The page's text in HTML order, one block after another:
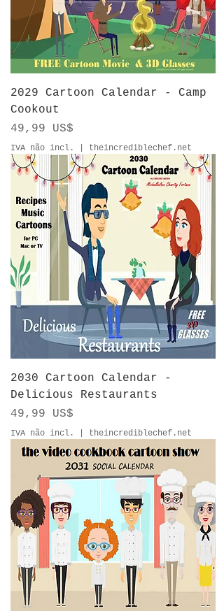
2029 Cartoon Calendar - Camp
Cookout
Preço
49,99 US$
IVA não incl. theincrediblechef.net
2030 Cartoon Calendar -
Delicious Restaurants
Preço
49,99 US$
IVA não incl. theincrediblechef.net